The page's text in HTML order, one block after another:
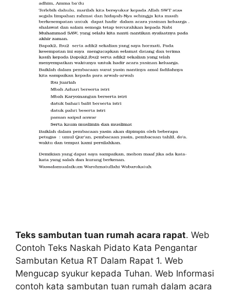
Teks sambutan tuan rumah acara rapat. Web
Contoh Teks Naskah Pidato Kata Pengantar
Sambutan Ketua RT Dalam Rapat 1. Web
Mengucap syukur kepada Tuhan. Web Informasi
contoh kata sambutan tuan rumah dalam acara